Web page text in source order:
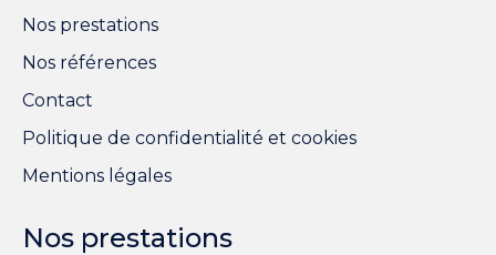
Nos prestations
Nos références
Contact
Politique de confidentialité et cookies
Mentions légales
Nos prestations